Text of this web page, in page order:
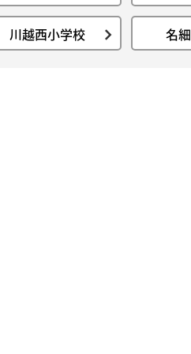
川越西小学校 名